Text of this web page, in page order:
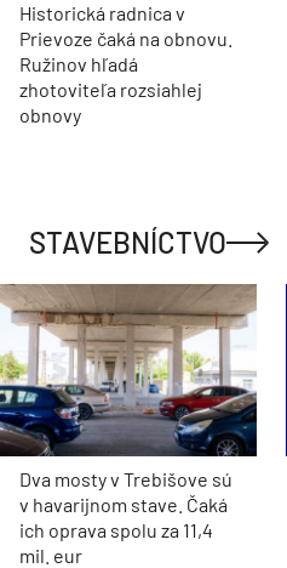
Historická radnica v
Prievoze čaká na obnovu.
Ružinov hľadá
zhotoviteľa rozsiahlej
obnovy
STAVEBNÍCTVO
Dva mosty v Trebišove sú
v havarijnom stave. Čaká
ich oprava spolu za 11,4
mil. eur